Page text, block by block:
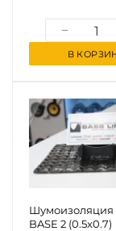
В
Шумоизоляция
BASE 2 (0.5x0.7)